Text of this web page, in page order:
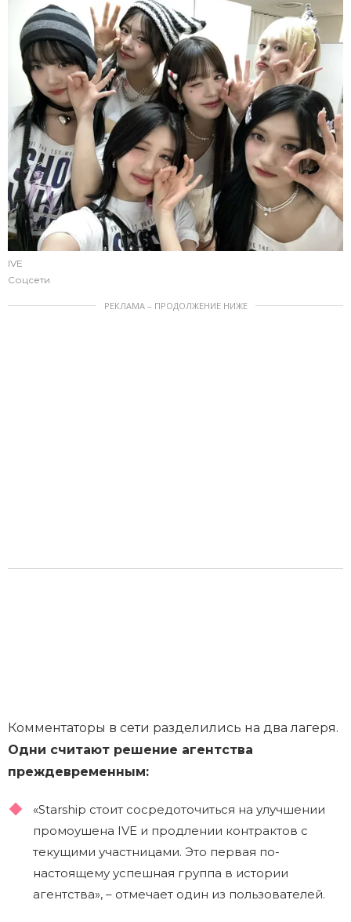
IVE
Соцсети
РЕКЛАМА – ПРОДОЛЖЕНИЕ НИЖЕ
Комментаторы в сети разделились на два лагеря.
Одни считают решение агентства
преждевременным:
«Starship стоит сосредоточиться на улучшении
промоушена IVE и продлении контрактов с
текущими участницами. Это первая по-
настоящему успешная группа в истории
агентства», – отмечает один из пользователей.